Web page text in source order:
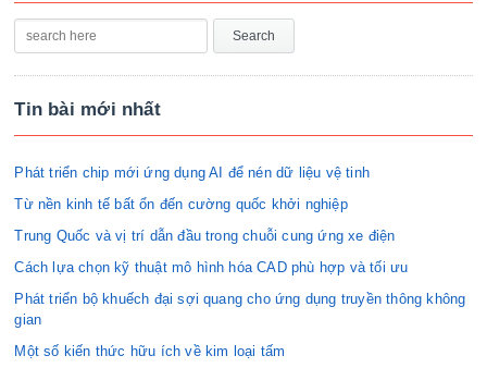
Tin bài mới nhất
Phát triển chip mới ứng dụng AI để nén dữ liệu vệ tinh
Từ nền kinh tế bất ổn đến cường quốc khởi nghiệp
Trung Quốc và vị trí dẫn đầu trong chuỗi cung ứng xe điện
Cách lựa chọn kỹ thuật mô hình hóa CAD phù hợp và tối ưu
Phát triển bộ khuếch đại sợi quang cho ứng dụng truyền thông không
gian
Một số kiến thức hữu ích về kim loại tấm